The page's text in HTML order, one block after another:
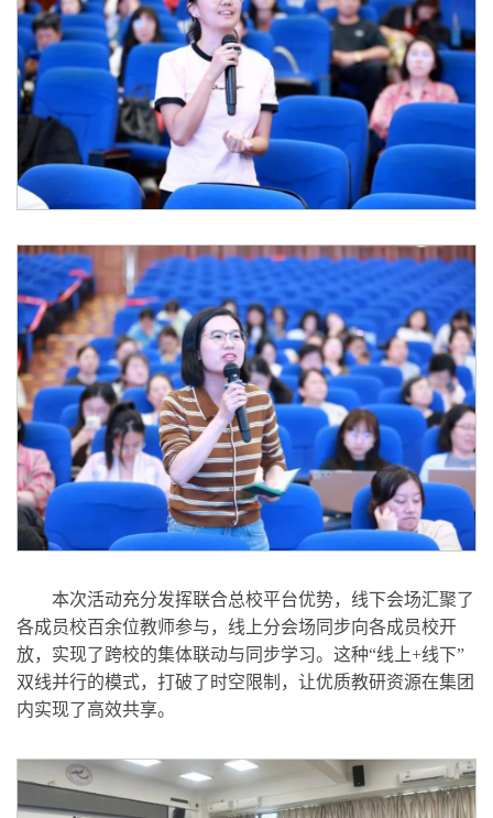
本次活动充分发挥联合总校平台优势，线下会场汇聚了
各成员校百余位教师参与，线上分会场同步向各成员校开
放，实现了跨校的集体联动与同步学习。这种“线上+线下”
双线并行的模式，打破了时空限制，让优质教研资源在集团
内实现了高效共享。